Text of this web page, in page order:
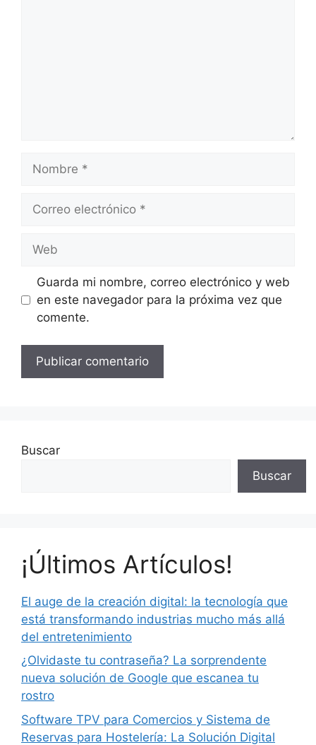
Nombre
Correo
Web
Guarda mi nombre, correo electrónico y web
en este navegador para la próxima vez que
comente.
Buscar
Buscar
¡Últimos Artículos!
El auge de la creación digital: la tecnología que
está transformando industrias mucho más allá
del entretenimiento
¿Olvidaste tu contraseña? La sorprendente
nueva solución de Google que escanea tu
rostro
Software TPV para Comercios y Sistema de
Reservas para Hostelería: La Solución Digital